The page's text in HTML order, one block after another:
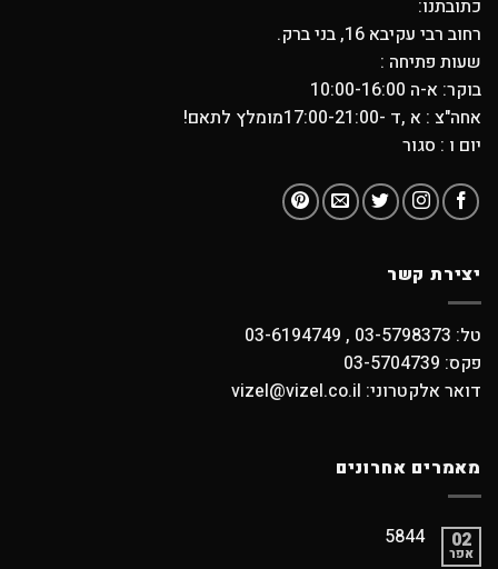
כתובתנו:
רחוב רבי עקיבא 16, בני ברק.
שעות פתיחה :
בוקר: א-ה 10:00-16:00
אחה"צ : א ,ד -17:00-21:00מומלץ לתאם!
יום ו : סגור
יצירת קשר
טל: 03-5798373 , 03-6194749
פקס: 03-5704739
דואר אלקטרוני: vizel@vizel.co.il
מאמרים אחרונים
02
אפר
5844